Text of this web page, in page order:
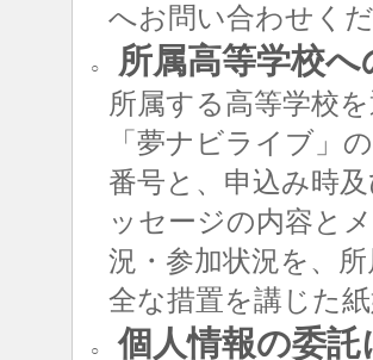
へお問い合わせくだ
○ 所属高等学校
所属する高等学校
「夢ナビライブ」
番号と、申込み時
ッセージの内容と
況・参加状況を、
全な措置を講じた
○ 個人情報の委託